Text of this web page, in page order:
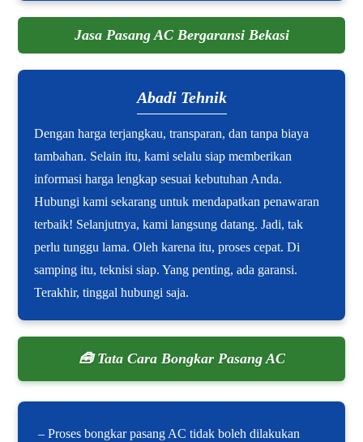
Jasa Pasang AC Bergaransi Bekasi
Abadi Tehnik
Dengan harga terjangkau, transparan, dan tanpa biaya
tambahan. Selain itu, kami selalu siap memberikan
informasi harga lengkap sesuai kebutuhan Anda.
Hubungi kami sekarang untuk mendapatkan penawaran
terbaik! Selanjutnya, kami langsung datang. Jadi, tak
perlu tunggu lama. Oleh karena itu, proses cepat. Di
samping itu, teknisi siap. Yang penting, ada garansi.
Terakhir, tinggal hubungi saja.
🧰 Tata Cara Bongkar Pasang AC
– Proses bongkar pasang AC tidak boleh dilakukan